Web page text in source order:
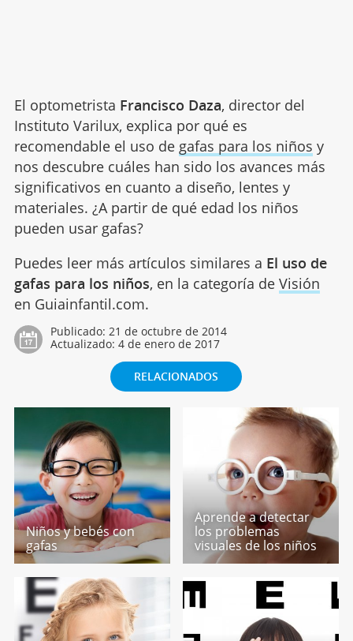
El optometrista Francisco Daza, director del
Instituto Varilux, explica por qué es
recomendable el uso de gafas para los niños y
nos descubre cuáles han sido los avances más
significativos en cuanto a diseño, lentes y
materiales. ¿A partir de qué edad los niños
pueden usar gafas?
Puedes leer más artículos similares a El uso de
gafas para los niños, en la categoría de Visión
en Guiainfantil.com.
Publicado: 21 de octubre de 2014
Actualizado: 4 de enero de 2017
RELACIONADOS
Niños y bebés con
gafas
Aprende a detectar
los problemas
visuales de los niños